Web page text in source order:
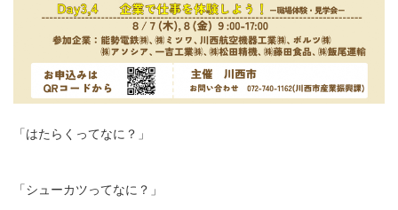
「はたらくってなに？」
「シューカツってなに？」